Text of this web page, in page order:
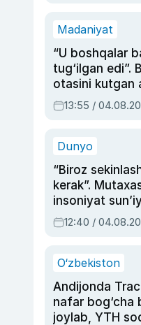
Madaniyat
“U boshqalar
tug‘ilgan edi”.
otasini kutgan
dublyaj ustasi
Ahmedovaning
13:55 /
Dunyo
“Biroz
kerak”.
insoniyat
intellektni
olmay
12:40 /
O‘zbekiston
Andijonda
nafar bog‘cha
joylab, YTH